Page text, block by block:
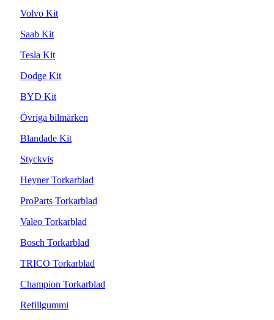
Volvo Kit
Saab Kit
Tesla Kit
Dodge Kit
BYD Kit
Övriga bilmärken
Blandade Kit
Styckvis
Heyner Torkarblad
ProParts Torkarblad
Valeo Torkarblad
Bosch Torkarblad
TRICO Torkarblad
Champion Torkarblad
Refillgummi